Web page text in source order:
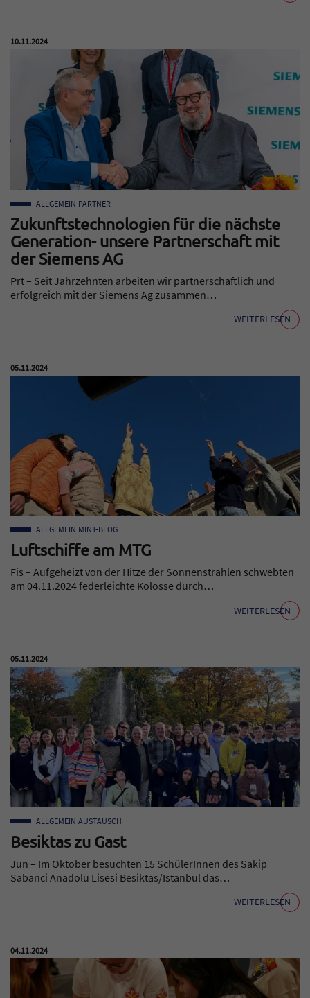
Veröffentlicht am:
10.11.2024
Zukunftstechnologien für die nächste
Generation- unsere Partnerschaft mit
der Siemens AG
ALLGEMEIN PARTNER
Prt – Seit Jahrzehnten arbeiten wir partnerschaftlich und
erfolgreich mit der Siemens Ag zusammen…
WEITERLESEN
Veröffentlicht am:
05.11.2024
Luftschiffe am MTG
ALLGEMEIN MINT-BLOG
Fis – Aufgeheizt von der Hitze der Sonnenstrahlen schwebten
am 04.11.2024 federleichte Kolosse durch…
WEITERLESEN
Veröffentlicht am:
05.11.2024
Besiktas zu Gast
ALLGEMEIN AUSTAUSCH
Jun – Im Oktober besuchten 15 SchülerInnen des Sakip
Sabanci Anadolu Lisesi Besiktas/Istanbul das…
WEITERLESEN
Veröffentlicht am:
04.11.2024